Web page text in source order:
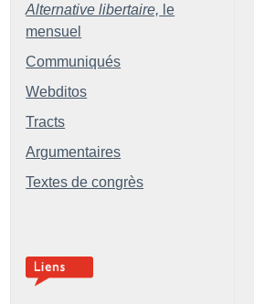
Alternative libertaire, le
mensuel
Communiqués
Webditos
Tracts
Argumentaires
Textes de congrès